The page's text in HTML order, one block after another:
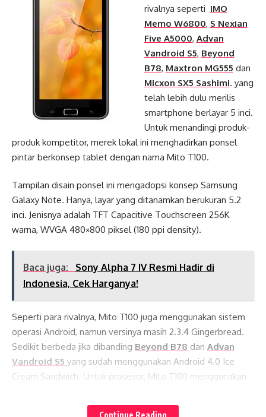
rivalnya seperti IMO
Memo W6800, S Nexian
Five A5000, Advan
Vandroid S5, Beyond
B78, Maxtron MG555 dan
Micxon SX5 Sashimi. yang
telah lebih dulu merilis
smartphone berlayar 5 inci.
Untuk menandingi produk-
produk kompetitor, merek lokal ini menghadirkan ponsel
pintar berkonsep tablet dengan nama Mito T100.
Tampilan disain ponsel ini mengadopsi konsep Samsung
Galaxy Note. Hanya, layar yang ditanamkan berukuran 5.2
inci. Jenisnya adalah TFT Capacitive Touchscreen 256K
warna, WVGA 480×800 piksel (180 ppi density).
Baca juga:
Sony Alpha 7 IV Resmi Hadir di
Indonesia, Cek Harganya!
Seperti para rivalnya, Mito T100 juga menggunakan sistem
operasi Android, namun versinya masih 2.3.4 Gingerbread.
Sedikit berbeda jika dibanding Beyond B78 dan Advan
Vandroid S5 yang sudah menggunakan Android 4.0 Ice
Cream Sandwich. Untuk prosesor, Mito T100 menggunakan
120MB+256MB RAM yang dilengkapi slot ekspansi microSD.
Continue Reading